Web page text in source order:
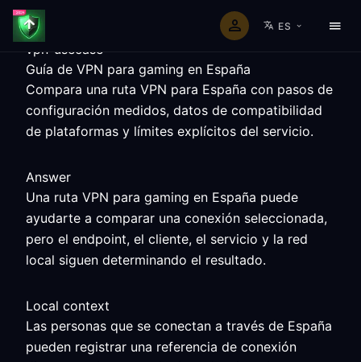
ES
vpn-usecase
Guía de VPN para gaming en España
Compara una ruta VPN para España con pasos de
configuración medidos, datos de compatibilidad
de plataformas y límites explícitos del servicio.
Answer
Una ruta VPN para gaming en España puede
ayudarte a comparar una conexión seleccionada,
pero el endpoint, el cliente, el servicio y la red
local siguen determinando el resultado.
Local context
Las personas que se conectan a través de España
pueden registrar una referencia de conexión